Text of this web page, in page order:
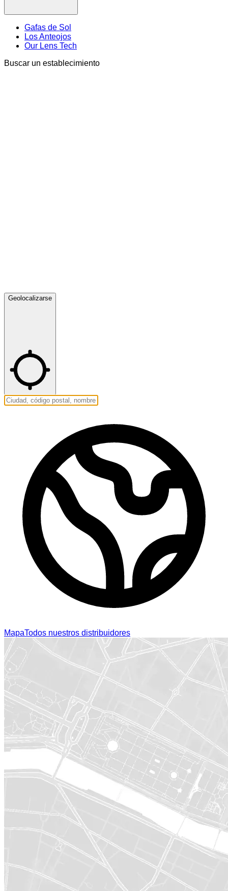
Gafas de Sol
Los Anteojos
Our Lens Tech
Buscar un establecimiento
Geolocalizarse
MapaTodos nuestros distribuidores